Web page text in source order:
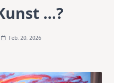
…?
Feb. 20, 2026